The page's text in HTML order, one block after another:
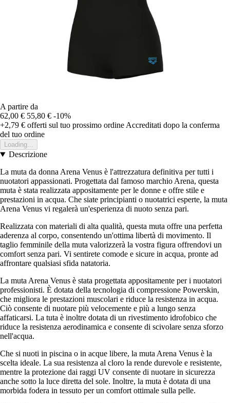
A partire da
62,00 € 55,80 € -10%
+2,79 € offerti sul tuo prossimo ordine Accreditati dopo la conferma
del tuo ordine
Loading...
Descrizione
La muta da donna Arena Venus è l'attrezzatura definitiva per tutti i
nuotatori appassionati. Progettata dal famoso marchio Arena, questa
muta è stata realizzata appositamente per le donne e offre stile e
prestazioni in acqua. Che siate principianti o nuotatrici esperte, la muta
Arena Venus vi regalerà un'esperienza di nuoto senza pari.
Realizzata con materiali di alta qualità, questa muta offre una perfetta
aderenza al corpo, consentendo un'ottima libertà di movimento. Il
taglio femminile della muta valorizzerà la vostra figura offrendovi un
comfort senza pari. Vi sentirete comode e sicure in acqua, pronte ad
affrontare qualsiasi sfida natatoria.
La muta Arena Venus è stata progettata appositamente per i nuotatori
professionisti. È dotata della tecnologia di compressione Powerskin,
che migliora le prestazioni muscolari e riduce la resistenza in acqua.
Ciò consente di nuotare più velocemente e più a lungo senza
affaticarsi. La tuta è inoltre dotata di un rivestimento idrofobico che
riduce la resistenza aerodinamica e consente di scivolare senza sforzo
nell'acqua.
Che si nuoti in piscina o in acque libere, la muta Arena Venus è la
scelta ideale. La sua resistenza al cloro la rende durevole e resistente,
mentre la protezione dai raggi UV consente di nuotare in sicurezza
anche sotto la luce diretta del sole. Inoltre, la muta è dotata di una
morbida fodera in tessuto per un comfort ottimale sulla pelle.